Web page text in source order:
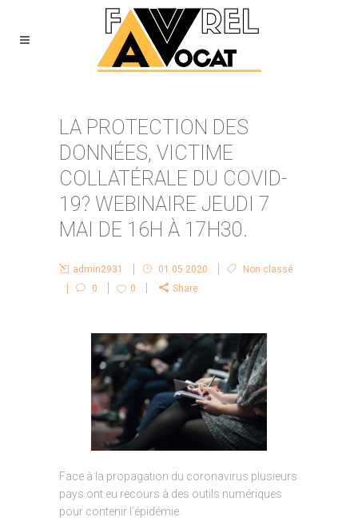
LA PROTECTION DES
DONNÉES, VICTIME
COLLATÉRALE DU COVID-
19? WEBINAIRE JEUDI 7
MAI DE 16H À 17H30.
admin2931 01.05.2020
Non classé
0
0 Share
Face à la propagation du coronavirus plusieurs
pays ont eu recours à des outils numériques
pour contenir l’épidémie.